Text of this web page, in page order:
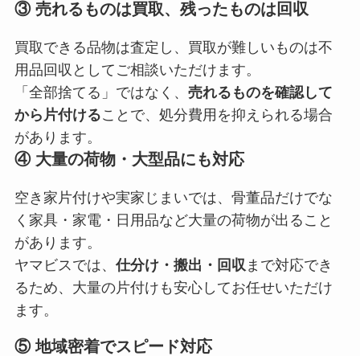
③ 売れるものは買取、残ったものは回収
買取できる品物は査定し、買取が難しいものは不
用品回収としてご相談いただけます。
「全部捨てる」ではなく、 売れるものを確認して
から片付けることで、処分費用を抑えられる場合
があります。
④ 大量の荷物・大型品にも対応
空き家片付けや実家じまいでは、骨董品だけでな
く家具・家電・日用品など大量の荷物が出ること
があります。
ヤマビスでは、 仕分け・搬出・回収 まで対応でき
るため、大量の片付けも安心してお任せいただけ
ます。
⑤ 地域密着でスピード対応